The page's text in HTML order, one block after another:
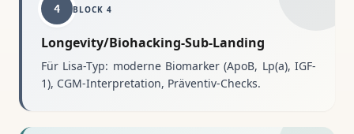
4 BLOCK 4
Longevity/Biohacking-Sub-Landing
Für Lisa-Typ: moderne Biomarker (ApoB, Lp(a), IGF-
1), CGM-Interpretation, Präventiv-Checks.